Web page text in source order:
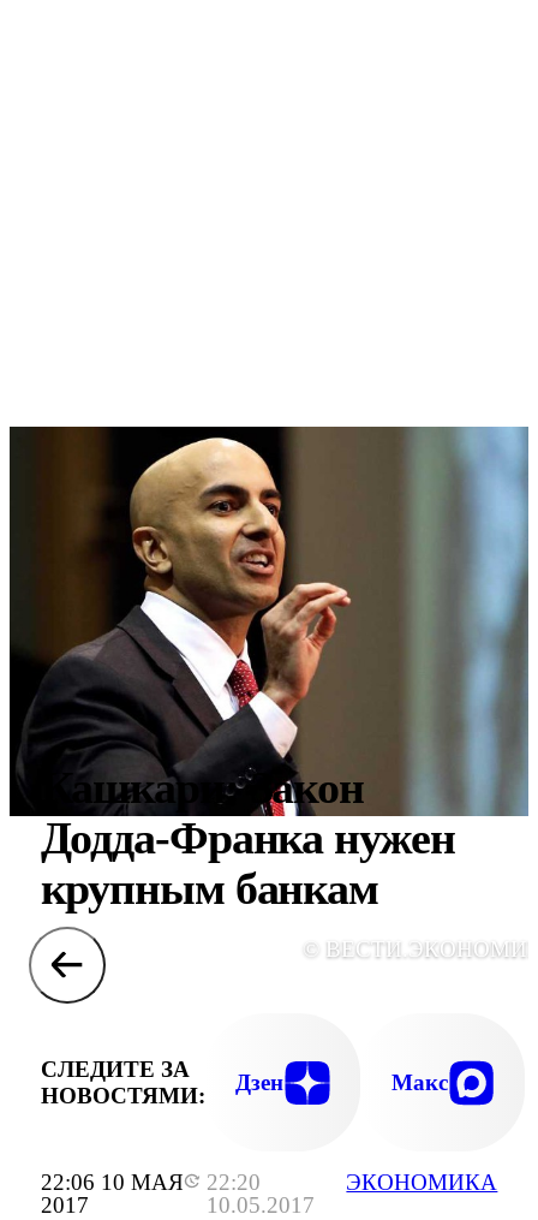
22:06 10 МАЯ
2017
22:20
10.05.2017
ЭКОНОМИКА
Кашкари: Закон
Додда-Франка нужен
крупным банкам
©
СЛЕДИТЕ ЗА
НОВОСТЯМИ:
Дзен Макс